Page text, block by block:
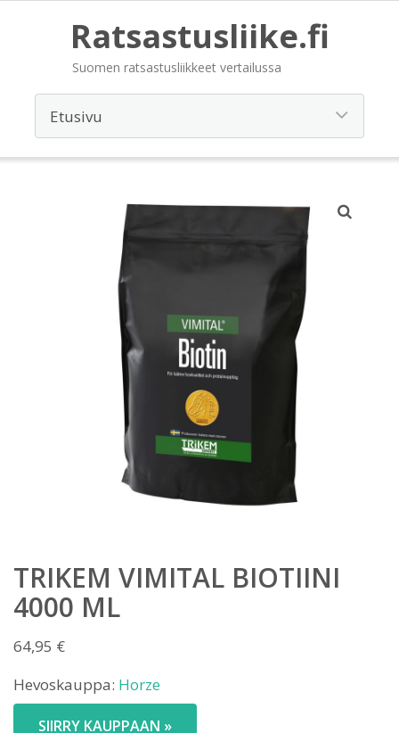
Ratsastusliike.fi
Suomen ratsastusliikkeet vertailussa
TRIKEM VIMITAL BIOTIINI
4000 ML
64,95 €
Hevoskauppa: Horze
SIIRRY KAUPPAAN »